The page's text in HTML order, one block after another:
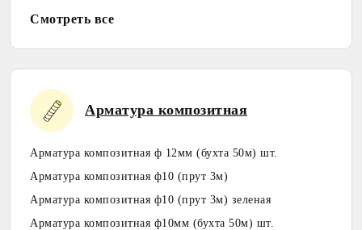
Смотреть все
Арматура композитная
Арматура композитная ф 12мм (бухта 50м) шт.
Арматура композитная ф10 (прут 3м)
Арматура композитная ф10 (прут 3м) зеленая
Арматура композитная ф10мм (бухта 50м) шт.